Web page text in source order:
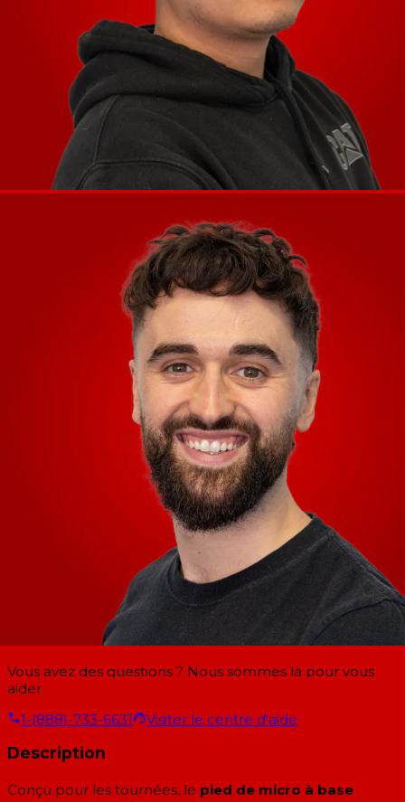
Vous avez des questions ? Nous sommes là pour vous
aider.
1-(888)-733-6631
Visiter le centre d'aide
Description
Conçu pour les tournées, le pied de micro à base